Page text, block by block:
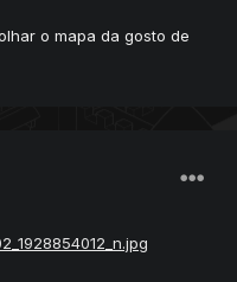
o mapa da gosto de